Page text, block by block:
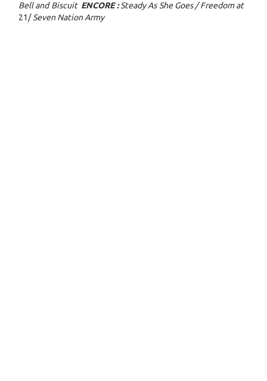
Bell and Biscuit ENCORE :Steady As She Goes / Freedom at
21/Seven Nation Army